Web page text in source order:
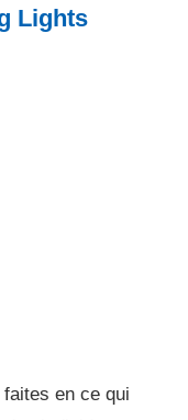
Lights
en ce qui